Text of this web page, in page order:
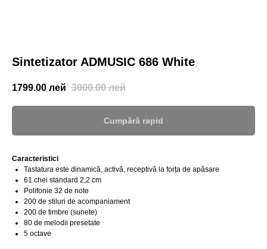
Sintetizator ADMUSIC 686 White
1799.00 лей 3000.00 лей
Cumpără rapid
Caracteristici
Tastatura este dinamică, activă, receptivă la forța de apăsare
61 chei standard 2,2 cm
Polifonie 32 de note
200 de stiluri de acompaniament
200 de timbre (sunete)
80 de melodii presetate
5 octave